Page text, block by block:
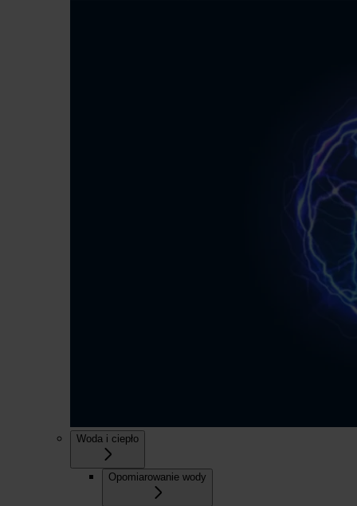
Woda i ciepło
Opomiarowanie wody